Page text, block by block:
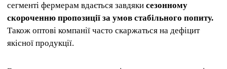
сегменті фермерам вдається завдяки сезонному
скороченню пропозиції за умов стабільного попиту.
Також оптові компанії часто скаржаться на дефіцит
якісної продукції.